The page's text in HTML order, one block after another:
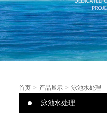
首页 > 产品展示 > 泳池水处理
泳池水处理